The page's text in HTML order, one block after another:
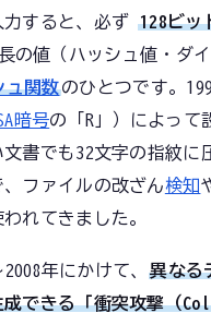
力すると、必ず128ビッ
の値（ハッシュ値・ダ
ュ関数のひとつです。
暗号の「R」）によって
文書でも32文字の指紋に
ファイルの改ざん検知
れてきました。
年にかけて、 異なる
成できる「衝突攻撃（